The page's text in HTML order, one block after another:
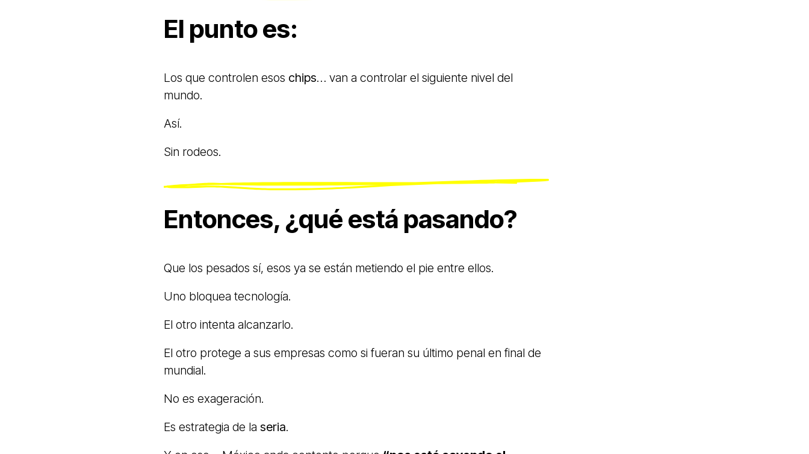
El punto es:
Los que controlen esos chips… van a controlar el siguiente nivel del
mundo.
Así.
Sin rodeos.
Entonces, ¿qué está pasando?
Que los pesados sí, esos ya se están metiendo el pie entre ellos.
Uno bloquea tecnología.
El otro intenta alcanzarlo.
El otro protege a sus empresas como si fueran su último penal en final de
mundial.
No es exageración.
Es estrategia de la seria.